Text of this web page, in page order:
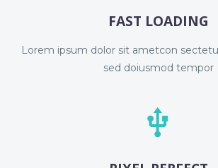
FAST LOADING
Lorem ipsum dolor sit ametcon
sed doiusmod tempor

